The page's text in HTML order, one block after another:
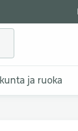
ja ruoka